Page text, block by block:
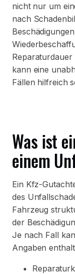
nicht nur um
nach
Reparaturdauer
kann eine
Fällen hilfreich
Was ist
einem
Ein Kfz-
des
Fahrzeug
der
Je nach Fall
Angaben